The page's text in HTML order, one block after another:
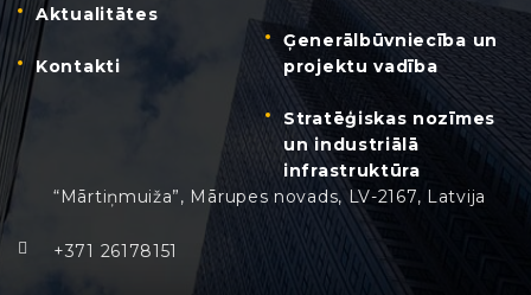
Aktualitātes
Kontakti
Ģenerālbūvniecība un
projektu vadība
Stratēģiskas nozīmes
un industriālā
infrastruktūra
“Mārtiņmuiža”, Mārupes novads, LV-2167, Latvija
+371 26178151